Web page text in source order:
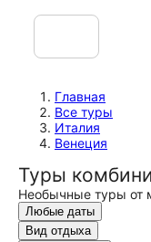
Главная
Все туры
Италия
Венеция
Туры
Необычные туры от
Любые даты
Вид отдыха